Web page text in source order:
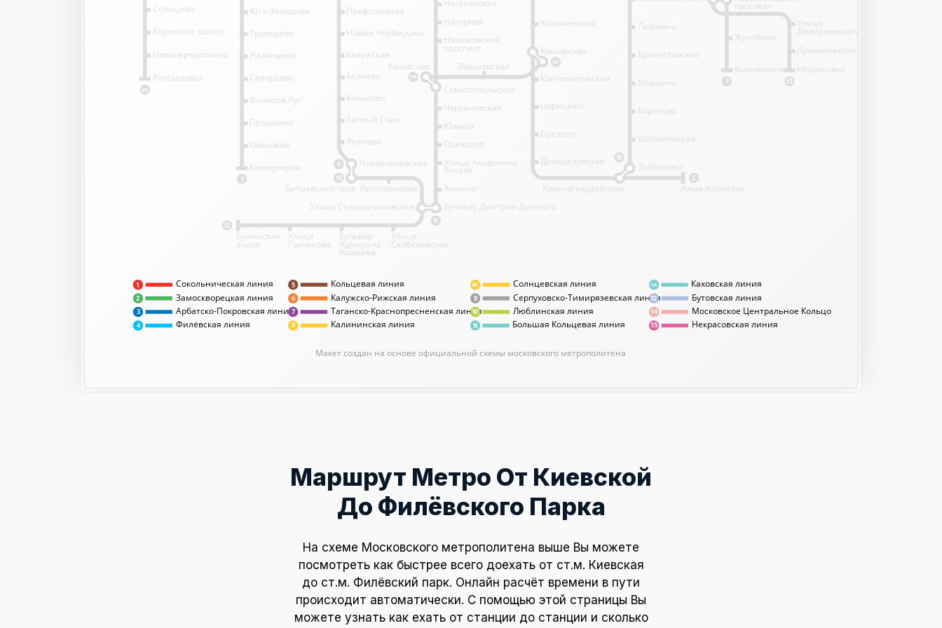
Сокольническая линия
Замоскворецкая линия
Арбатско-Покровская линия
Филёвская линия
Кольцевая линия
Калужско-Рижская линия
Таганско-Краснопресненская линия
Калининская линия
Солнцевская линия
Серпуховско-Тимирязевская линия
Люблинская линия
Каховская линия
Бутовская линия
Московское Центральное Кольцо
Макет создан на основе официальной схемы московского метрополитена
2
3
11А
Большая Кольцевая линия
8
9
10
7
6 12
8А
11
14
5
4
1
15 Некрасовская линия
7
2
10
11А
11А
9
6
12
12
1
8А
15
Профсоюзная
Новые Черёмушки
Калужская
Беляево
Коньково
Тёплый Стан
Ясенево
Новоясеневская
Нагатинская
Нагорная
Нахимовский
проспект
Севастопольская
Чертановская
Южная
Пражская
Улица Академика
Янгеля
проспект
Жулебино
Котельники
Люблино
Братиславская
Марьино
Борисово
Шипиловская
Зябликово
Коломенская
Каширская
Кантемировская
Царицыно
Орехово
Домодедовская
Красногвардейская Алма-Атинская
Аннино
Бульвар Дмитрия Донского
Саларьево
Румянцево
Тропарёво
Юго-Западная
Варшавская
Битцевский парк Лесопарковая
Улица Старокачаловская
Улица
Скобелевская
Бульвар
Адмирала
Ушакова
Улица
Горчакова
Бунинская
аллея
Каховская
Рассказовка
Новопеределкино
Боровское шоссе
Солнцево
Улица
Дмитриевского
Лухмановская
Некрасовка
Филатов Луг
Прошкино
Ольховая
Коммунарка
Маршрут Метро От Киевской
До Филёвского Парка
На схеме Московского метрополитена выше Вы можете
посмотреть как быстрее всего доехать от ст.м. Киевская
до ст.м. Филёвский парк. Онлайн расчёт времени в пути
происходит автоматически. С помощью этой страницы Вы
можете узнать как ехать от станции до станции и сколько